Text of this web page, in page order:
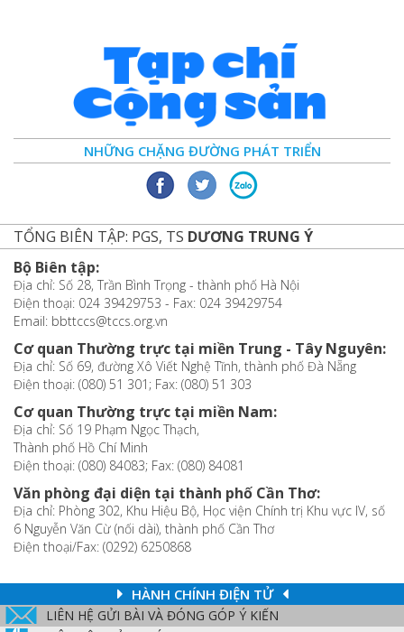
NHỮNG CHẶNG ĐƯỜNG PHÁT TRIỂN
TỔNG BIÊN TẬP: PGS, TS DƯƠNG TRUNG Ý
Bộ Biên tập:
Địa chỉ: Số 28, Trần Bình Trọng - thành phố Hà Nội
Điện thoại: 024 39429753 - Fax: 024 39429754
Email: bbttccs@tccs.org.vn
Cơ quan Thường trực tại miền Trung - Tây Nguyên:
Địa chỉ: Số 69, đường Xô Viết Nghệ Tĩnh, thành phố Đà Nẵng
Điện thoại: (080) 51 301; Fax: (080) 51 303
Cơ quan Thường trực tại miền Nam:
Địa chỉ: Số 19 Phạm Ngọc Thạch,
Thành phố Hồ Chí Minh
Điện thoại: (080) 84083; Fax: (080) 84081
Văn phòng đại diện tại thành phố Cần Thơ:
Địa chỉ: Phòng 302, Khu Hiệu Bộ, Học viện Chính trị Khu vực IV, số
6 Nguyễn Văn Cừ (nối dài), thành phố Cần Thơ
Điện thoại/Fax: (0292) 6250868
HÀNH CHÍNH ĐIỆN TỬ
LIÊN HỆ GỬI BÀI VÀ ĐÓNG GÓP Ý KIẾN